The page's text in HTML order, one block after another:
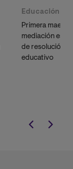
Educación
Primera
mediación
de resolución
educativo